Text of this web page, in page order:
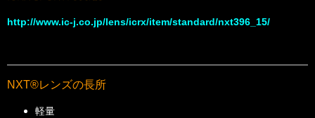
http://www.ic-j.co.jp/lens/icrx/item/standard/nxt396_15/
NXT®レンズの長所
軽量